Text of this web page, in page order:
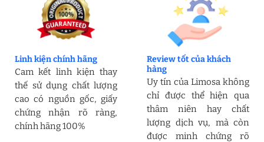
Linh kiện chính hãng
Cam kết linh kiện thay
thế sử dụng chất lượng
cao có nguồn gốc, giấy
chứng nhận rõ ràng,
chính hãng 100%
Review tốt của khách
hàng
Uy tín của Limosa không
chỉ được thể hiện qua
thâm niên hay chất
lượng dịch vụ, mà còn
được minh chứng rõ